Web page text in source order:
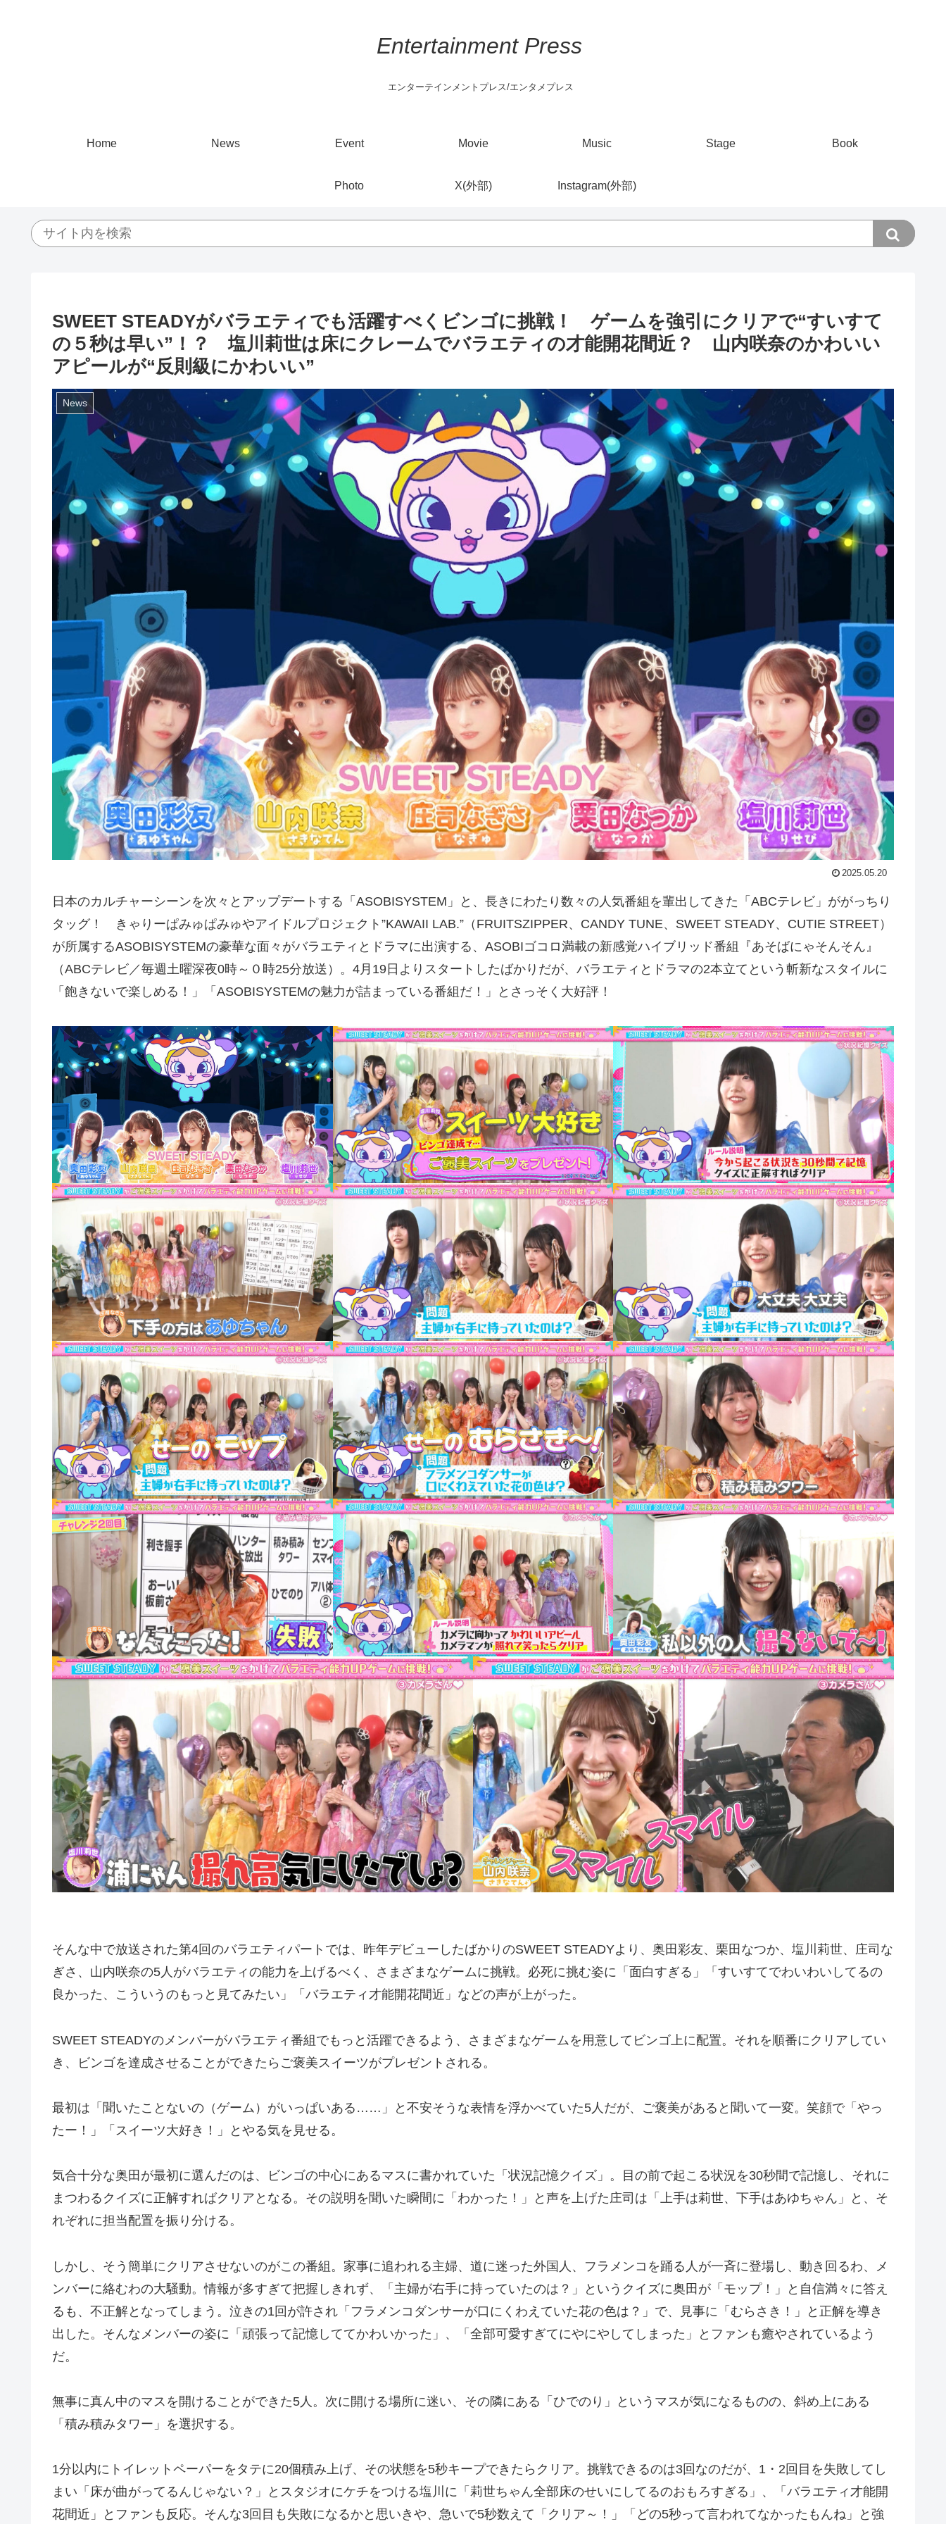
Entertainment Press
エンターテインメントプレス/エンタメプレス
Home News Event Movie Music Stage Book
Photo X(外部) Instagram(外部)
SWEET STEADYがバラエティでも活躍すべくビンゴに挑戦！ ゲームを強引にクリアで“すいすて
の５秒は早い”！？ 塩川莉世は床にクレームでバラエティの才能開花間近？ 山内咲奈のかわいい
アピールが“反則級にかわいい”
News
2025.05.20
日本のカルチャーシーンを次々とアップデートする「ASOBISYSTEM」と、長きにわたり数々の人気番組を輩出してきた「ABCテレビ」ががっちり
タッグ！ きゃりーぱみゅぱみゅやアイドルプロジェクト”KAWAII LAB.”（FRUITSZIPPER、CANDY TUNE、SWEET STEADY、CUTIE STREET）
が所属するASOBISYSTEMの豪華な面々がバラエティとドラマに出演する、ASOBIゴコロ満載の新感覚ハイブリッド番組『あそばにゃそんそん』
（ABCテレビ／毎週土曜深夜0時～０時25分放送）。4月19日よりスタートしたばかりだが、バラエティとドラマの2本立てという斬新なスタイルに
「飽きないで楽しめる！」「ASOBISYSTEMの魅力が詰まっている番組だ！」とさっそく大好評！
そんな中で放送された第4回のバラエティパートでは、昨年デビューしたばかりのSWEET STEADYより、奥田彩友、栗田なつか、塩川莉世、庄司な
ぎさ、山内咲奈の5人がバラエティの能力を上げるべく、さまざまなゲームに挑戦。必死に挑む姿に「面白すぎる」「すいすてでわいわいしてるの
良かった、こういうのもっと見てみたい」「バラエティ才能開花間近」などの声が上がった。
SWEET STEADYのメンバーがバラエティ番組でもっと活躍できるよう、さまざまなゲームを用意してビンゴ上に配置。それを順番にクリアしてい
き、ビンゴを達成させることができたらご褒美スイーツがプレゼントされる。
最初は「聞いたことないの（ゲーム）がいっぱいある……」と不安そうな表情を浮かべていた5人だが、ご褒美があると聞いて一変。笑顔で「やっ
たー！」「スイーツ大好き！」とやる気を見せる。
気合十分な奥田が最初に選んだのは、ビンゴの中心にあるマスに書かれていた「状況記憶クイズ」。目の前で起こる状況を30秒間で記憶し、それに
まつわるクイズに正解すればクリアとなる。その説明を聞いた瞬間に「わかった！」と声を上げた庄司は「上手は莉世、下手はあゆちゃん」と、そ
れぞれに担当配置を振り分ける。
しかし、そう簡単にクリアさせないのがこの番組。家事に追われる主婦、道に迷った外国人、フラメンコを踊る人が一斉に登場し、動き回るわ、メ
ンバーに絡むわの大騒動。情報が多すぎて把握しきれず、「主婦が右手に持っていたのは？」というクイズに奥田が「モップ！」と自信満々に答え
るも、不正解となってしまう。泣きの1回が許され「フラメンコダンサーが口にくわえていた花の色は？」で、見事に「むらさき！」と正解を導き
出した。そんなメンバーの姿に「頑張って記憶しててかわいかった」、「全部可愛すぎてにやにやしてしまった」とファンも癒やされているよう
だ。
無事に真ん中のマスを開けることができた5人。次に開ける場所に迷い、その隣にある「ひでのり」というマスが気になるものの、斜め上にある
「積み積みタワー」を選択する。
1分以内にトイレットペーパーをタテに20個積み上げ、その状態を5秒キープできたらクリア。挑戦できるのは3回なのだが、1・2回目を失敗してし
まい「床が曲がってるんじゃない？」とスタジオにケチをつける塩川に「莉世ちゃん全部床のせいにしてるのおもろすぎる」、「バラエティ才能開
花間近」とファンも反応。そんな3回目も失敗になるかと思いきや、急いで5秒数えて「クリア～！」「どの5秒って言われてなかったもんね」と強